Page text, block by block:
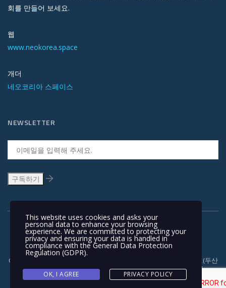
회를 만들어 보세요.
웹
www.neokorea.space
개더
네오코리아 스페이스
NEWSLETTER
Copyright © 1991-2018 | 경기도 안양시 흥안대로 415, 서관 1110호(두산
벤처다임) 우: 14059 | T +82-31-478-5434 | F +82-31-478-5437 |
NEOKOREA TRADING COMPANY LIMITED. NEOKOREA. ALL RIGHTS
This website uses cookies and asks your
personal data to enhance your browsing
experience. We are committed to protecting your
privacy and ensuring your data is handled in
compliance with theGeneral Data Protection
Regulation (GDPR).
OK, I AGREE PRIVACY POLICY